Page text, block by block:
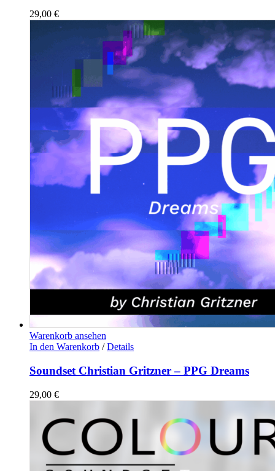
29,00 €
Warenkorb ansehen
In den Warenkorb / Details
Soundset Christian Gritzner – PPG Dreams
29,00 €